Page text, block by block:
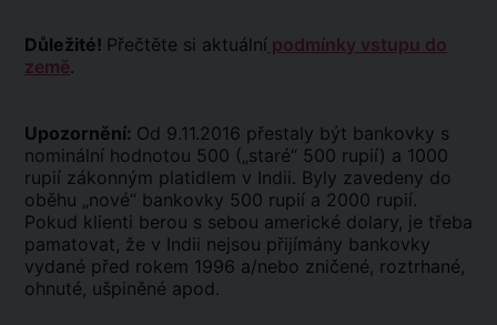
Důležité! Přečtěte si aktuální podmínky vstupu do
země.
Upozornění: Od 9.11.2016 přestaly být bankovky s
nominální hodnotou 500 („staré“ 500 rupií) a 1000
rupií zákonným platidlem v Indii. Byly zavedeny do
oběhu „nové“ bankovky 500 rupií a 2000 rupií.
Pokud klienti berou s sebou americké dolary, je třeba
pamatovat, že v Indii nejsou přijímány bankovky
vydané před rokem 1996 a/nebo zničené, roztrhané,
ohnuté, ušpiněné apod.